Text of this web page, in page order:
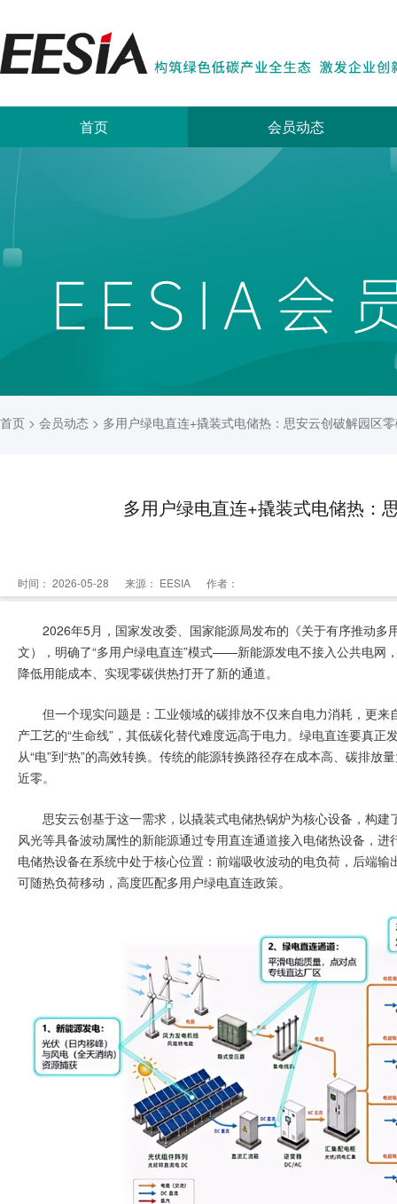
首页 会员动态
首页 > 会员动态 > 多用户绿电直连+撬装式电储热：思安云创破解园区
多用户绿电直连+撬装式电储热：
时间： 2026-05-28 来源： EESIA 作者：
2026年5月，国家发改委、国家能源局发布的《关于有序推动
文），明确了“多用户绿电直连”模式——新能源发电不接入公共电网
降低用能成本、实现零碳供热打开了新的通道。
但一个现实问题是：工业领域的碳排放不仅来自电力消耗，更
产工艺的“生命线”，其低碳化替代难度远高于电力。绿电直连要真
从“电”到“热”的高效转换。传统的能源转换路径存在成本高、碳排
近零。
思安云创基于这一需求，以撬装式电储热锅炉为核心设备，构
风光等具备波动属性的新能源通过专用直连通道接入电储热设备，
电储热设备在系统中处于核心位置：前端吸收波动的电负荷，后端
可随热负荷移动，高度匹配多用户绿电直连政策。